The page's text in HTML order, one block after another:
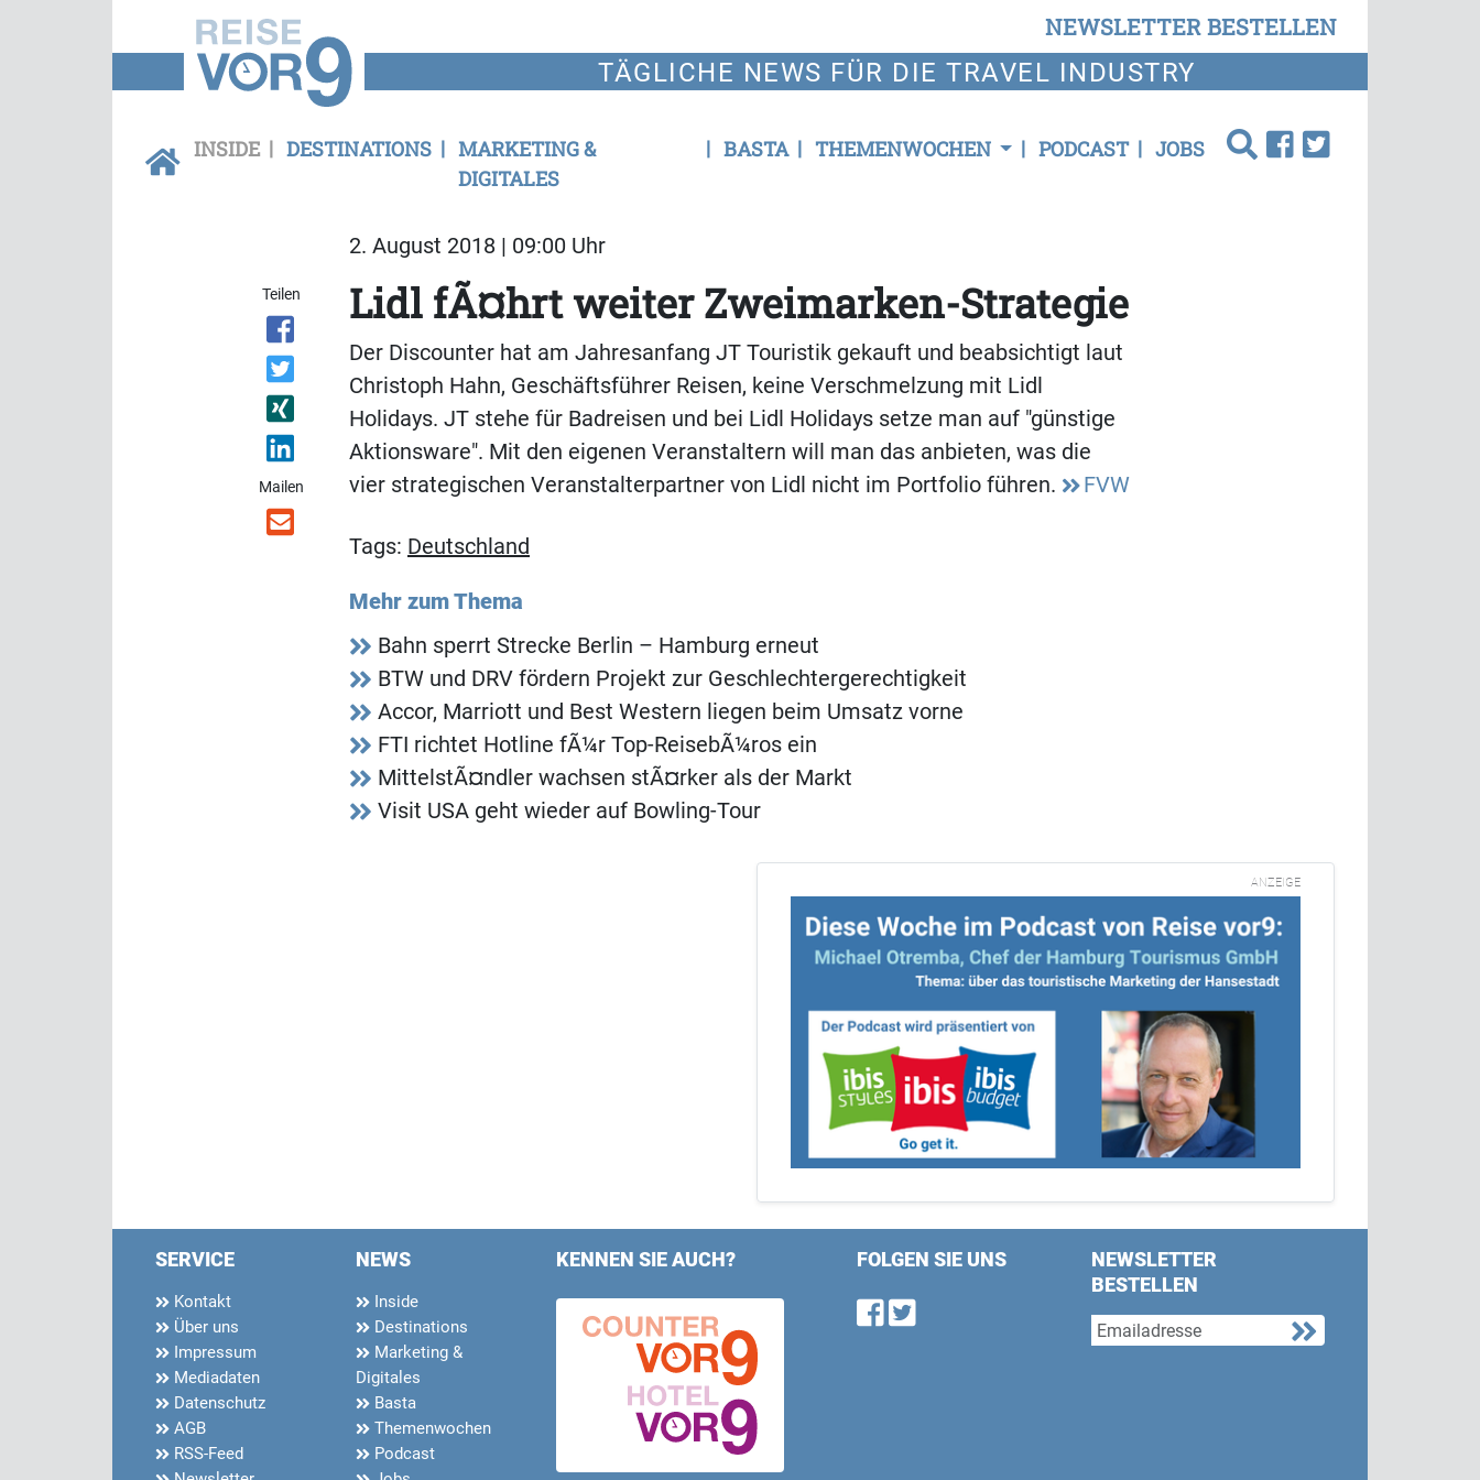
NEWSLETTER BESTELLEN
TÄGLICHE NEWS FÜR DIE TRAVEL INDUSTRY
INSIDE DESTINATIONS
MARKETING &
DIGITALES
BASTA THEMENWOCHEN PODCAST JOBS
2. August 2018 | 09:00 Uhr
Teilen
Mailen
Lidl fÃ¤hrt weiter Zweimarken-Strategie
Der Discounter hat am Jahresanfang JT Touristik gekauft und beabsichtigt laut
Christoph Hahn, Geschäftsführer Reisen, keine Verschmelzung mit Lidl
Holidays. JT stehe für Badreisen und bei Lidl Holidays setze man auf "günstige
Aktionsware". Mit den eigenen Veranstaltern will man das anbieten, was die
vier strategischen Veranstalterpartner von Lidl nicht im Portfolio führen.
FVW
Tags: Deutschland
Mehr zum Thema
Bahn sperrt Strecke Berlin – Hamburg erneut
BTW und DRV fördern Projekt zur Geschlechtergerechtigkeit
Accor, Marriott und Best Western liegen beim Umsatz vorne
FTI richtet Hotline fÃ¼r Top-ReisebÃ¼ros ein
MittelstÃ¤ndler wachsen stÃ¤rker als der Markt
Visit USA geht wieder auf Bowling-Tour
ANZEIGE
SERVICE
Kontakt
Über uns
Impressum
Mediadaten
Datenschutz
AGB
RSS-Feed
NEWS
Inside
Destinations
Marketing &
Digitales
Basta
Themenwochen
Podcast
KENNEN SIE AUCH? FOLGEN SIE UNS
Find us on Facebook
Follow us on Twitter
NEWSLETTER
BESTELLEN